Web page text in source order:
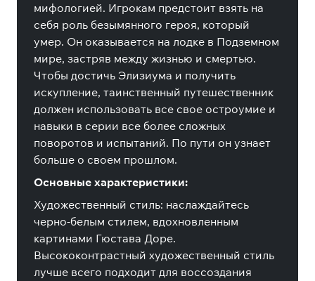
мифологией. Игрокам предстоит взять на
себя роль безымянного героя, который
умер. Он оказывается на лодке в Подземном
мире, застряв между жизнью и смертью.
Чтобы достичь Элизиума и получить
искупление, таинственный путешественник
должен использовать все свое остроумие и
навыки в серии все более сложных
поворотов и испытаний. По пути он узнает
больше о своем прошлом.
Основные характеристики:
Художественный стиль: наслаждайтесь
черно-белым стилем, вдохновленным
картинами Гюстава Доре.
Высококонтрастный художественный стиль
лучше всего подходит для воссоздания